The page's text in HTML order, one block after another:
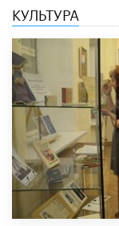
КУЛЬТУРА